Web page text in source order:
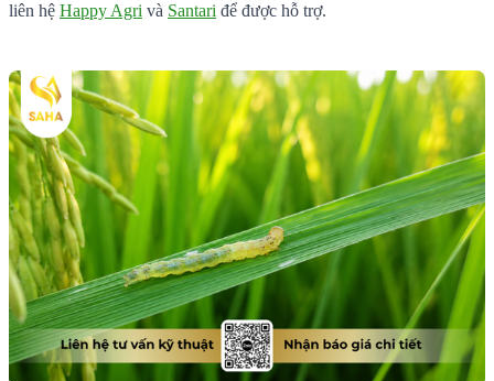
liên hệ Happy Agri và Santari để được hỗ trợ.